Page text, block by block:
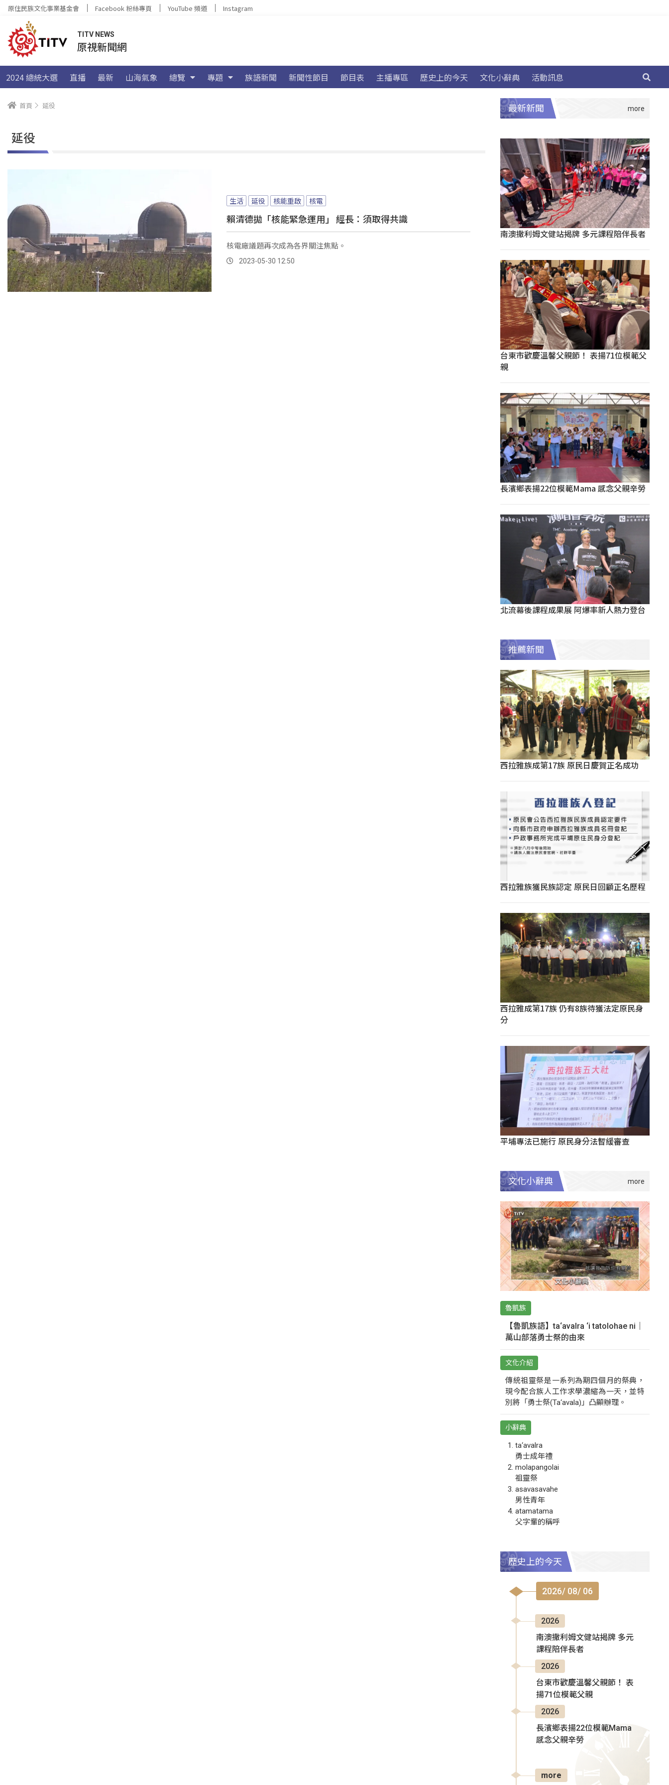
原住民族文化事業基金會 Facebook 粉絲專頁 YouTube 頻道 Instagram
TITV NEWS
原視新聞網
2024 總統大選 直播 最新 山海氣象 總覽 專題 族語新聞 新聞性節目 節目表 主播專區 歷史上的今天 文化小辭典 活動訊息
首頁 延役
延役
生活 延役 核能重啟 核電
賴清德拋「核能緊急運用」 經長：須取得共識
核電廠議題再次成為各界關注焦點。
2023-05-30 12:50
最新新聞
南澳撒利姆文健站揭牌 多元課程陪伴長者
台東市歡慶溫馨父親節！ 表揚71位模範父
親
長濱鄉表揚22位模範Mama 感念父親辛勞
北流幕後課程成果展 阿爆率新人熱力登台
推薦新聞
西拉雅族成第17族 原民日慶賀正名成功
西拉雅族獲民族認定 原民日回顧正名歷程
西拉雅成第17族 仍有8族待獲法定原民身
分
平埔專法已施行 原民身分法暫緩審查
文化小辭典
魯凱族
【魯凱族語】ta‘avalra ‘i tatolohae ni｜
萬山部落勇士祭的由來
文化介紹
傳統祖靈祭是一系列為期四個月的祭典，
現今配合族人工作求學濃縮為一天，並特
別將「勇士祭(Ta‘avala)」凸顯辦理。
小辭典
ta‘avalra
勇士成年禮
molapangolai
祖靈祭
asavasavahe
男性青年
atamatama
父字輩的稱呼
歷史上的今天
2026/ 08/ 06
2026
南澳撒利姆文健站揭牌 多元
課程陪伴長者
2026
台東市歡慶溫馨父親節！ 表
揚71位模範父親
2026
長濱鄉表揚22位模範Mama
感念父親辛勞
more